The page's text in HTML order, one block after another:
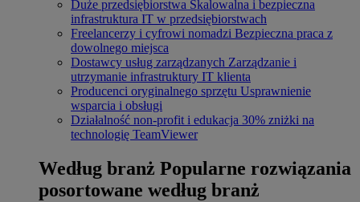
Duże przedsiębiorstwa Skalowalna i bezpieczna
infrastruktura IT w przedsiębiorstwach
Freelancerzy i cyfrowi nomadzi Bezpieczna praca z
dowolnego miejsca
Dostawcy usług zarządzanych Zarządzanie i
utrzymanie infrastruktury IT klienta
Producenci oryginalnego sprzętu Usprawnienie
wsparcia i obsługi
Działalność non-profit i edukacja 30% zniżki na
technologię TeamViewer
Według branż Popularne rozwiązania
posortowane według branż